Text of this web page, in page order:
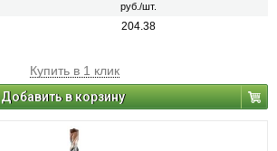
руб./шт.
204.38
Купить в 1 клик
Добавить в корзину